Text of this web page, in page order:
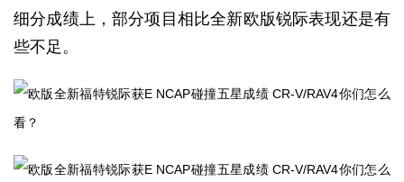
细分成绩上，部分项目相比全新欧版锐际表现还是有
些不足。